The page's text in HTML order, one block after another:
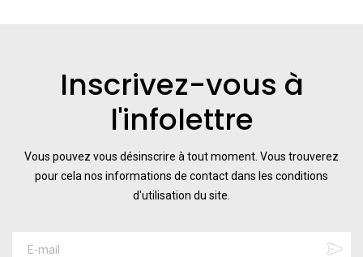
Inscrivez-vous à
l'infolettre
Vous pouvez vous désinscrire à tout moment. Vous trouverez
pour cela nos informations de contact dans les conditions
d'utilisation du site.